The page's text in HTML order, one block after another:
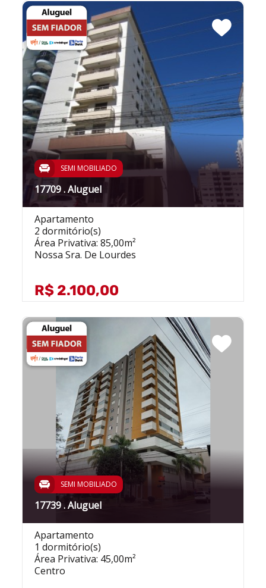
SEMI MOBILIADO
17709 . Aluguel
Apartamento
2 dormitório(s)
Área Privativa: 85,00m²
Nossa Sra. De Lourdes
R$ 2.100,00
SEMI MOBILIADO
17739 . Aluguel
Apartamento
1 dormitório(s)
Área Privativa: 45,00m²
Centro